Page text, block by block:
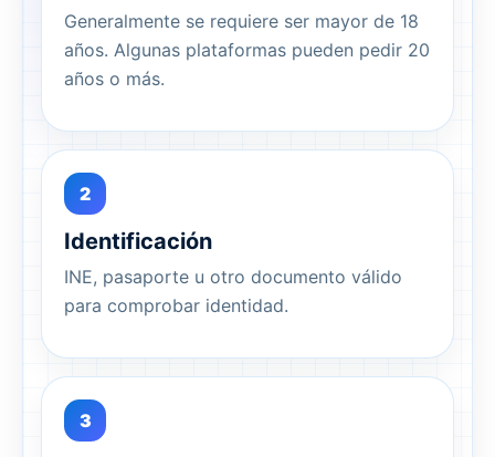
Generalmente se requiere ser mayor de 18
años. Algunas plataformas pueden pedir 20
años o más.
2
Identificación
INE, pasaporte u otro documento válido
para comprobar identidad.
3